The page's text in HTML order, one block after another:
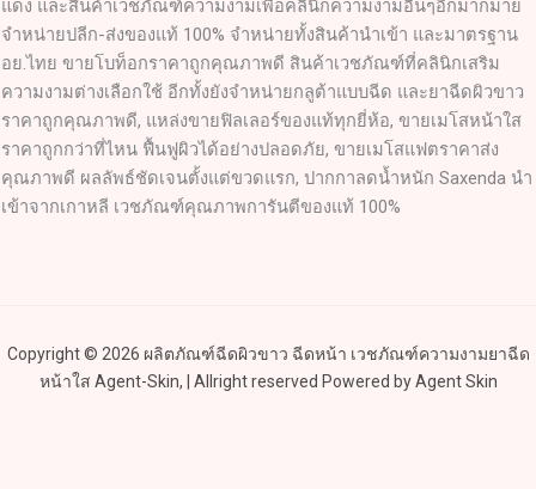
แดง และสินค้าเวชภัณฑ์ความงามเพื่อคลินิกความงามอื่นๆอีกมากมาย
จำหน่ายปลีก-ส่งของแท้ 100% จำหน่ายทั้งสินค้านำเข้า และมาตรฐาน
อย.ไทย ขายโบท็อกราคาถูกคุณภาพดี สินค้าเวชภัณฑ์ที่คลินิกเสริม
ความงามต่างเลือกใช้ อีกทั้งยังจำหน่ายกลูต้าแบบฉีด และยาฉีดผิวขาว
ราคาถูกคุณภาพดี, แหล่งขายฟิลเลอร์ของแท้ทุกยี่ห้อ, ขายเมโสหน้าใส
ราคาถูกกว่าที่ไหน ฟื้นฟูผิวได้อย่างปลอดภัย, ขายเมโสแฟตราคาส่ง
คุณภาพดี ผลลัพธ์ชัดเจนตั้งแต่ขวดแรก, ปากกาลดน้ำหนัก Saxenda นำ
เข้าจากเกาหลี เวชภัณฑ์คุณภาพการันตีของแท้ 100%
Copyright © 2026 ผลิตภัณฑ์ฉีดผิวขาว ฉีดหน้า เวชภัณฑ์ความงามยาฉีด
หน้าใส Agent-Skin, | Allright reserved Powered by Agent Skin